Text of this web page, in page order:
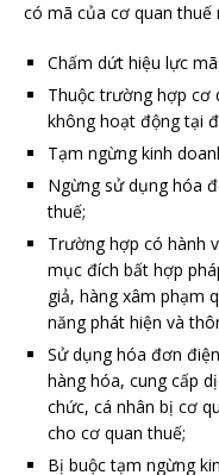
có mã của cơ quan thuế
Chấm dứt hiệu lực
Thuộc trường hợp cơ
không hoạt động tại
Tạm ngừng kinh
Ngừng sử dụng hóa
thuế;
Trường hợp có hành
mục đích bất hợp
giả, hàng xâm phạm
năng phát hiện và
Sử dụng hóa đơn
hàng hóa, cung cấp
chức, cá nhân bị cơ
cho cơ quan thuế;
Bị buộc tạm ngừng